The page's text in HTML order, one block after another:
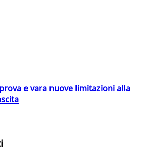
e vara nuove limitazioni alla